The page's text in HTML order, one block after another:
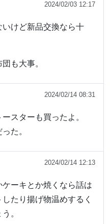
2024/02/03 12:17
けど新品交換なら十
も大事。
2024/02/14 08:31
スターも買ったよ。
た。
2024/02/14 12:13
ーキとか焼くなら話は
たり揚げ物温めするく
。